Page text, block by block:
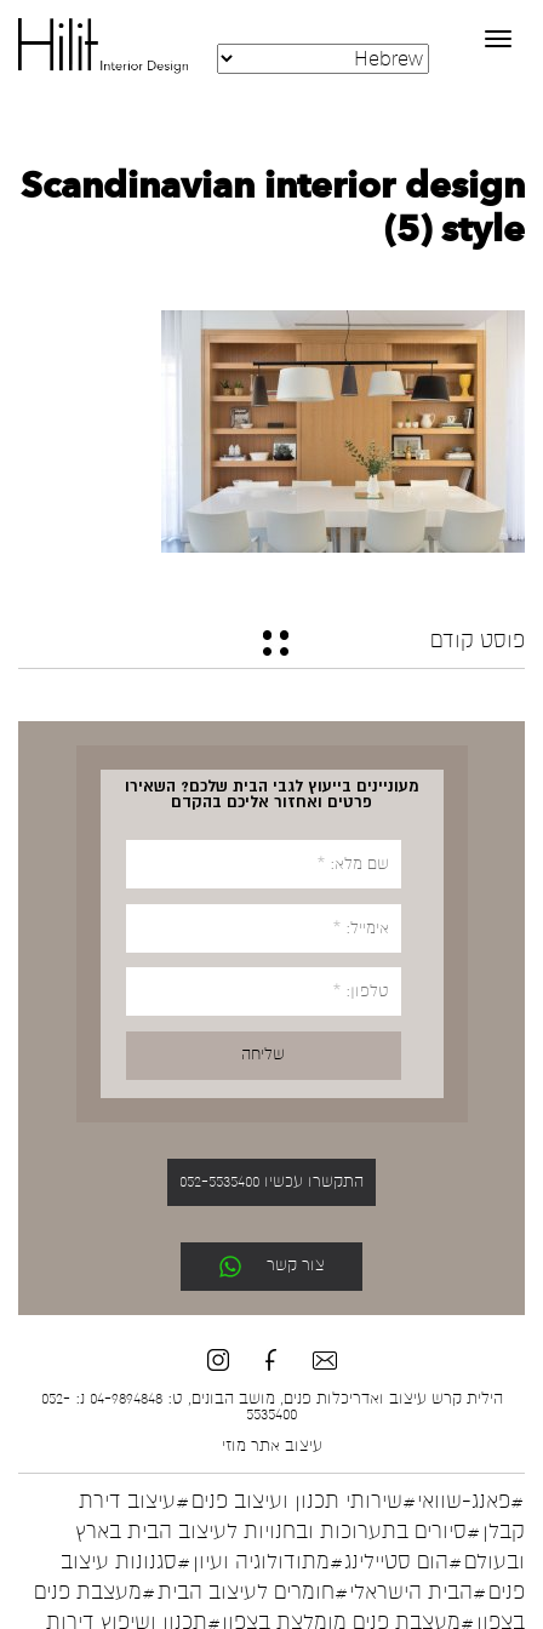
Toggle
navigation
‪Scandinavian interior design
style‬‏ (5)
פוסט קודם
מעוניינים בייעוץ לגבי הבית שלכם? השאירו
פרטים ואחזור אליכם בהקדם
התקשרו עכשיו 052-5535400
צור קשר
הילית קרש עיצוב ואדריכלות פנים, מושב הבונים, ט: 04-9894848 נ: 052-
5535400
עיצוב אתר מוזי
#פאנג-שוואי#שירותי תכנון ועיצוב פנים#עיצוב דירת
קבלן #סיורים בתערוכות ובחנויות לעיצוב הבית בארץ
ובעולם#הום סטיילינג#מתודולוגיה ועיון #סגנונות עיצוב
פנים#הבית הישראלי#חומרים לעיצוב הבית#מעצבת פנים
בצפון #מעצבת פנים מומלצת בצפון#תכנון ושיפוץ דירות